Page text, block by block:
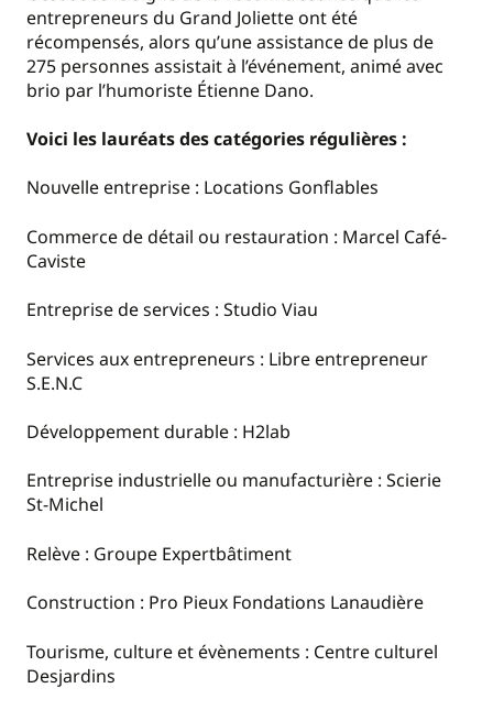
entrepreneurs du Grand Joliette ont été
récompensés, alors qu’une assistance de plus de
275 personnes assistait à l’événement, animé avec
brio par l’humoriste Étienne Dano.
Voici les lauréats des catégories régulières :
Nouvelle entreprise : Locations Gonflables
Commerce de détail ou restauration : Marcel Café-
Caviste
Entreprise de services : Studio Viau
Services aux entrepreneurs : Libre entrepreneur
S.E.N.C
Développement durable : H2lab
Entreprise industrielle ou manufacturière : Scierie
St-Michel
Relève : Groupe Expertbâtiment
Construction : Pro Pieux Fondations Lanaudière
Tourisme, culture et évènements : Centre culturel
Desjardins